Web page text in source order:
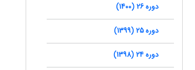
دوره 26 (1400)
دوره 25 (1399)
دوره 24 (1398)